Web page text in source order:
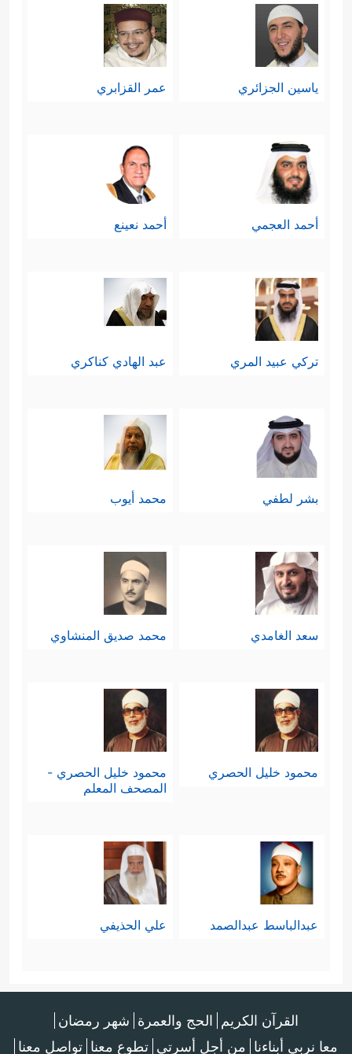
ياسين الجزائري عمر القزابري
أحمد العجمي أحمد نعينع
تركي عبيد المري عبد الهادي كناكري
بشر لطفي محمد أيوب
سعد الغامدي محمد صديق المنشاوي
محمود خليل الحصري
محمود خليل الحصري -
المصحف المعلم
عبدالباسط عبدالصمد علي الحذيفي
القرآن الكريم الحج والعمرة شهر رمضان
معا نربي أبناءنا من أجل أسرتي تطوع معنا تواصل معنا